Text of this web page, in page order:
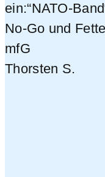
ein:“NATO-
No-Go und
mfG
Thorsten S.